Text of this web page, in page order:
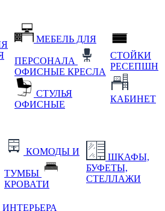
МЕБЕЛЬ ДЛЯ
ПЕРСОНАЛА
ОФИСНЫЕ КРЕСЛА
СТУЛЬЯ
ОФИСНЫЕ
СТОЙКИ
РЕСЕПШН
КАБИНЕТ
КОМОДЫ И
ТУМБЫ
КРОВАТИ
ШКАФЫ,
БУФЕТЫ,
СТЕЛЛАЖИ